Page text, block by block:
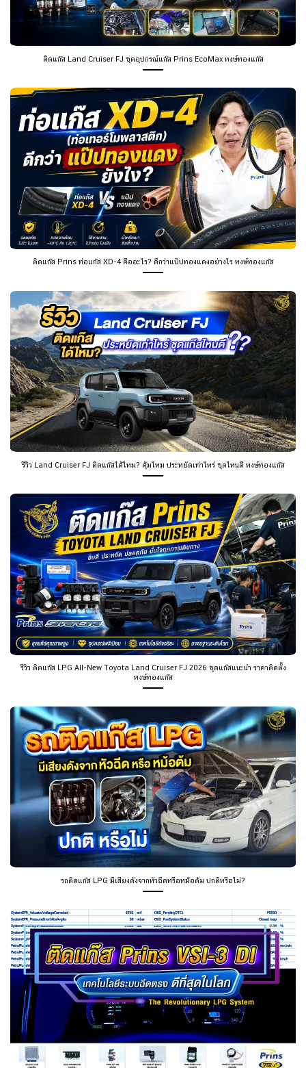
ติดแก๊ส Land Cruiser FJ ชุดอุปกรณ์แก๊ส Prins EcoMax หงษ์ทองแก๊ส
ติดแก๊ส Prins ท่อแก๊ส XD-4 คืออะไร? ดีกว่าแป๊ปทองแดงอย่างไร หงษ์ทองแก๊ส
รีวิว Land Cruiser FJ ติดแก๊สได้ไหม? คุ้มไหม ประหยัดเท่าไหร่ ชุดไหนดี หงษ์ทองแก๊ส
รีวิว ติดแก๊ส LPG All-New Toyota Land Cruiser FJ 2026 ชุดแก๊สแนะนำ ราคาติดตั้ง
หงษ์ทองแก๊ส
รถติดแก๊ส LPG มีเสียงดังจากหัวฉีดหรือหม้อต้ม ปกติหรือไม่?